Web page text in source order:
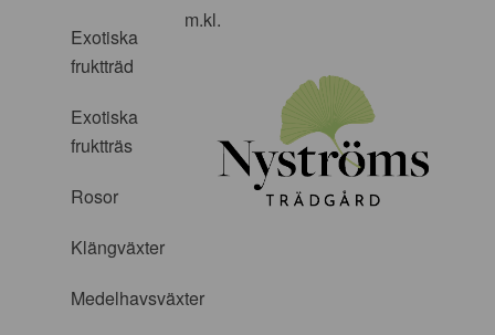
Exotiska
fruktträd
Exotiska
fruktträs
Rosor
Klängväxter
Medelhavsväxter
m.kl.